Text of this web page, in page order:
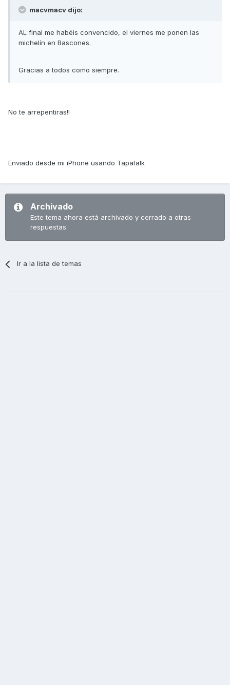
macvmacv dijo:
AL final me habéis convencido, el viernes me ponen las
michelín en Bascones.
Gracias a todos como siempre.
No te arrepentiras!!
Enviado desde mi iPhone usando Tapatalk
Archivado
Este tema ahora está archivado y cerrado a otras
respuestas.
Ir a la lista de temas